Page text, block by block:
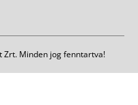
Minden jog fenntartva!